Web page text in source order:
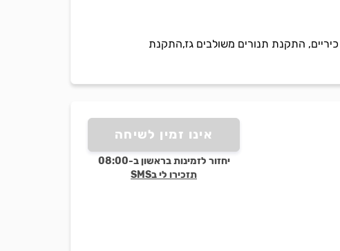
חגז,התקנת כיריים, התקנת תנורים משולבים גז,התקנת
אינו זמין לשיחה
יחזור לזמינות בראשון ב-08:00
תזכירו לי בSMS